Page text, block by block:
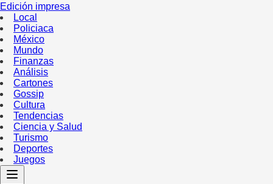
Edición impresa
Local
Policiaca
México
Mundo
Finanzas
Análisis
Cartones
Gossip
Cultura
Tendencias
Ciencia y Salud
Turismo
Deportes
Juegos